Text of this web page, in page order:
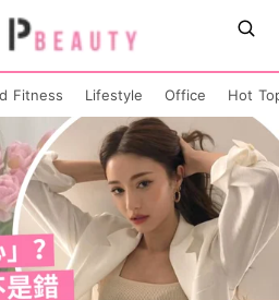
Fitness Lifestyle Office Hot